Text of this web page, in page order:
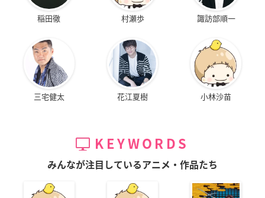
稲田徹 村瀬歩 諏訪部順一
三宅健太 花江夏樹 小林沙苗
KEYWORDS
みんなが注目しているアニメ・作品たち